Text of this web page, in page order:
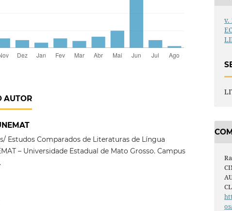
AUTOR
Estudos Comparados de Literaturas de Língua
– Universidade Estadual de Mato Grosso. Campus
v.